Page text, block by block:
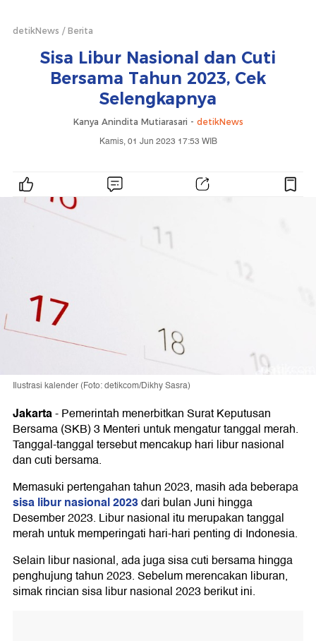
detikNews Berita
Sisa Libur Nasional dan Cuti
Bersama Tahun 2023, Cek
Selengkapnya
Kanya Anindita Mutiarasari - detikNews
Kamis, 01 Jun 2023 17:53 WIB
Ilustrasi kalender (Foto: detikcom/Dikhy Sasra)
Jakarta-Pemerintah menerbitkan Surat Keputusan
Bersama (SKB) 3 Menteri untuk mengatur tanggal merah.
Tanggal-tanggal tersebut mencakup hari libur nasional
dan cuti bersama.
Memasuki pertengahan tahun 2023, masih ada beberapa
sisa libur nasional 2023dari bulan Juni hingga
Desember 2023. Libur nasional itu merupakan tanggal
merah untuk memperingati hari-hari penting di Indonesia.
Selain libur nasional, ada juga sisa cuti bersama hingga
penghujung tahun 2023. Sebelum merencakan liburan,
simak rincian sisa libur nasional 2023 berikut ini.